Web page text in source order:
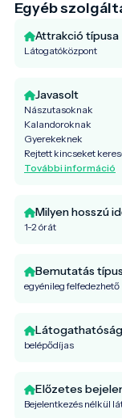
Egyéb
Attrakció típusa
Látogatóközpont
Javasolt
Nászutasoknak
Kalandoroknak
Gyerekeknek
Rejtett kincseket
További információ
Milyen hosszú
1-2 órát
Bemutatás
egyénileg felfedezhető
Látogathatóság
belépődíjas
Előzetes
Bejelentkezés nélkül